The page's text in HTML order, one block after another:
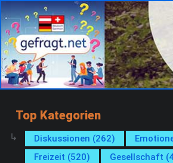
Top Kategorien
Diskussionen (262)
Freizeit (520)
Gesellschaft